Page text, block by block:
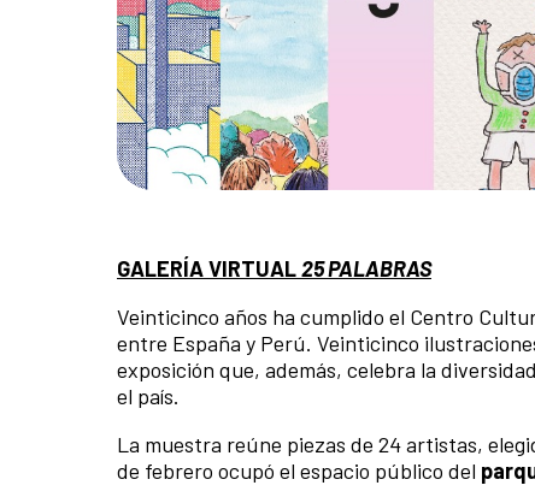
GALERÍA VIRTUAL25 PALABRAS
Veinticinco años ha cumplido el Centro
entre España y Perú. Veinticinco
exposición que, además, celebra la
el país.
La muestra reúne piezas de 24 artistas,
de febrero ocupó el espacio público del